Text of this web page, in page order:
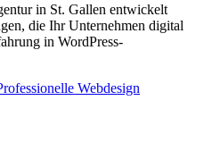
in St. Gallen entwickelt
die Ihr Unternehmen digital
in WordPress-
Webdesign